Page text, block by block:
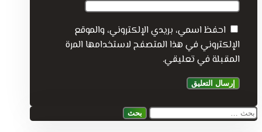
احفظ اسمي، بريدي الإلكتروني، والموقع
الإلكتروني في هذا المتصفح لاستخدامها المرة
المقبلة في تعليقي.
البحث